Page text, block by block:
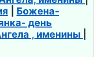
Божена-
день
, именины